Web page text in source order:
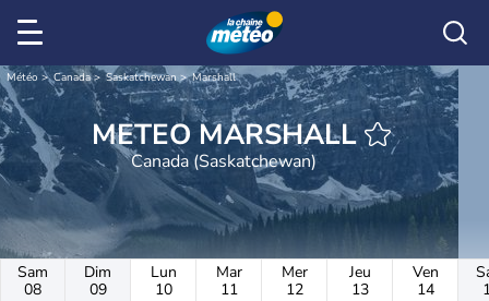
Météo Canada Saskatchewan Marshall
METEO MARSHALL
Canada (Saskatchewan)
Sam
08
Dim
09
Lun
10
Mar
11
Mer
12
Jeu
13
Ven
14